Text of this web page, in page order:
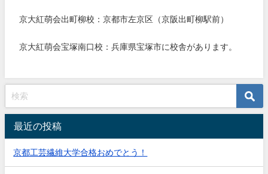
京大紅萌会出町柳校：京都市左京区（京阪出町柳駅前）
京大紅萌会宝塚南口校：兵庫県宝塚市に校舎があります。
最近の投稿
京都工芸繊維大学合格おめでとう！